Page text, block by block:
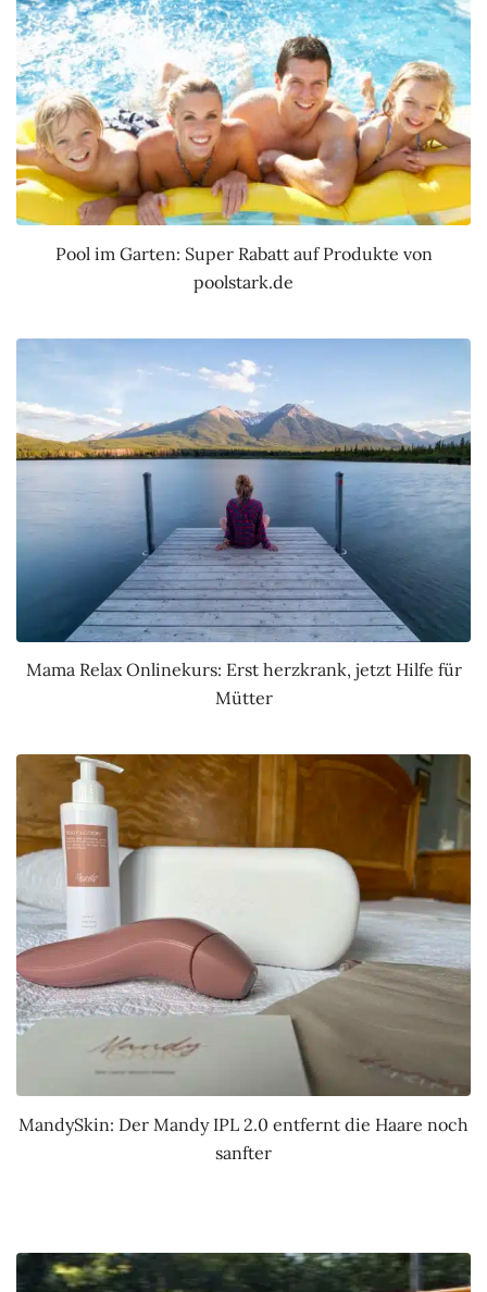
Pool im Garten: Super Rabatt auf Produkte von
poolstark.de
Mama Relax Onlinekurs: Erst herzkrank, jetzt Hilfe für
Mütter
MandySkin: Der Mandy IPL 2.0 entfernt die Haare noch
sanfter